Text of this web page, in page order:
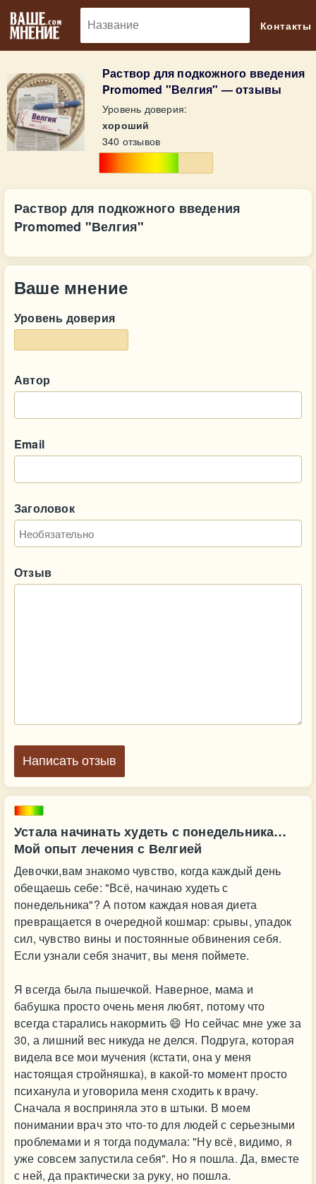
Контакты
Раствор для подкожного введения
Promomed "Велгия" — отзывы
Уровень доверия:
хороший
340 отзывов
Устала начинать худеть с понедельника…
Мой опыт лечения с Велгией
Девочки,вам знакомо чувство, когда каждый день
обещаешь себе: "Всё, начинаю худеть с
понедельника"? А потом каждая новая диета
превращается в очередной кошмар: срывы, упадок
сил, чувство вины и постоянные обвинения себя.
Если узнали себя значит, вы меня поймете.
Я всегда была пышечкой. Наверное, мама и
бабушка просто очень меня любят, потому что
всегда старались накормить 😄 Но сейчас мне уже за
30, а лишний вес никуда не делся. Подруга, которая
видела все мои мучения (кстати, она у меня
настоящая стройняшка), в какой-то момент просто
психанула и уговорила меня сходить к врачу.
Сначала я восприняла это в штыки. В моем
понимании врач это что-то для людей с серьезными
проблемами и я тогда подумала: "Ну всё, видимо, я
уже совсем запустила себя". Но я пошла. Да, вместе
с ней, да практически за руку, но пошла.
Раствор для подкожного введения
Promomed "Велгия"
Ваше мнение
Уровень доверия
Автор
Email
Заголовок
Отзыв
Написать отзыв